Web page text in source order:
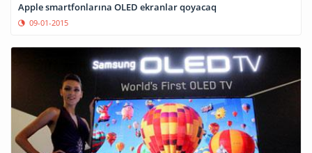
Apple smartfonlarına OLED ekranlar qoyacaq
09-01-2015